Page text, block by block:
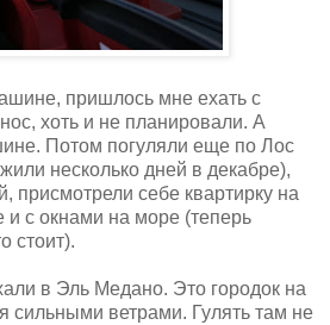
пришлось мне ехать с
хоть и не планировали. А
Потом погуляли еще по Лос
несколько дней в декабре),
присмотрели себе квартирку на
и с окнами на море (теперь
стоит).
в Эль Медано. Это городок на
сильными ветрами. Гулять там не